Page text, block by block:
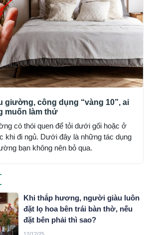
giường, công dụng “vàng 10”, ai
muốn làm thử
có thói quen để tỏi dưới gối hoặc ở
khi đi ngủ. Dưới đây là những tác dụng
bạn không nên bỏ qua.
Khi thắp hương, người giàu luôn
đặt lọ hoa bên trái bàn thờ, nếu
đặt bên phải thì sao?